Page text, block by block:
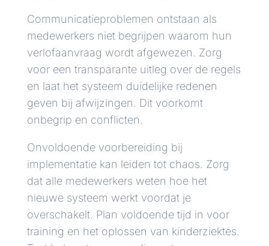
Communicatieproblemen ontstaan als
medewerkers niet begrijpen waarom hun
verlofaanvraag wordt afgewezen. Zorg
voor een transparante uitleg over de regels
en laat het systeem duidelijke redenen
geven bij afwijzingen. Dit voorkomt
onbegrip en conflicten.
Onvoldoende voorbereiding bij
implementatie kan leiden tot chaos. Zorg
dat alle medewerkers weten hoe het
nieuwe systeem werkt voordat je
overschakelt. Plan voldoende tijd in voor
training en het oplossen van kinderziektes.